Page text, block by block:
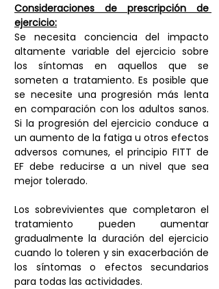
Consideraciones de prescripción de
ejercicio:
Se necesita conciencia del impacto
altamente variable del ejercicio sobre
los síntomas en aquellos que se
someten a tratamiento. Es posible que
se necesite una progresión más lenta
en comparación con los adultos sanos.
Si la progresión del ejercicio conduce a
un aumento de la fatiga u otros efectos
adversos comunes, el principio FITT de
EF debe reducirse a un nivel que sea
mejor tolerado.
Los sobrevivientes que completaron el
tratamiento pueden aumentar
gradualmente la duración del ejercicio
cuando lo toleren y sin exacerbación de
los síntomas o efectos secundarios
para todas las actividades.